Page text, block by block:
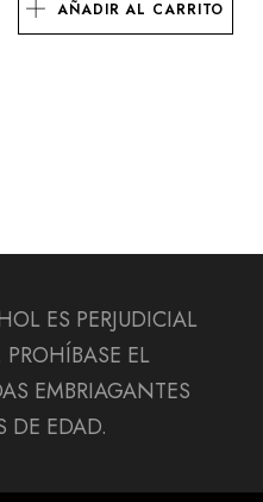
AÑADIR AL CARRITO
ES PERJUDICIAL
EL
EMBRIAGANTES
DE EDAD.